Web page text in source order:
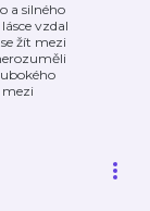
a silného
vzdal
žít mezi